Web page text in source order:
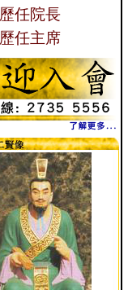
歷任院長
歷任主席